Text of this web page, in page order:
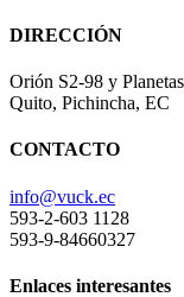
DIRECCIÓN
Orión S2-98 y
Quito, Pichincha, EC
CONTACTO
info@vuck.ec
593-2-603 1128
593-9-84660327
Enlaces interesantes